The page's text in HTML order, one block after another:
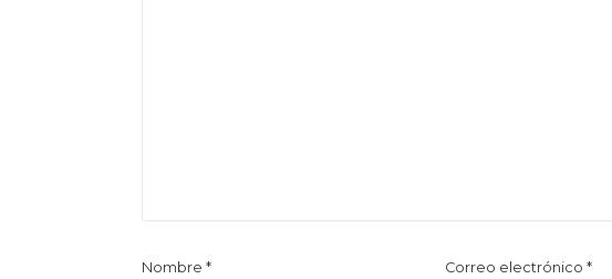
Nombre* Correo electrónico *